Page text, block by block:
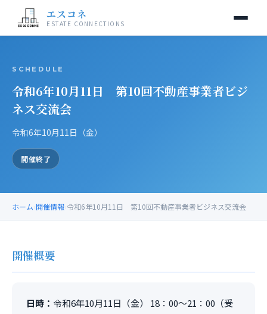
エスコネ
ESTATE CONNECTIONS
開催情報
運営事務局
SCHEDULE
令和6年10月11日 第10回不動産事業者ビジ
ネス交流会
令和6年10月11日（金）
開催終了
ホーム 開催情報 令和6年10月11日 第10回不動産事業者ビジネス交流会
開催概要
日時： 令和6年10月11日（金） 18：00～21：00（受